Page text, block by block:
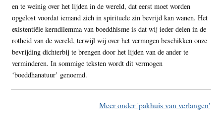
en te weinig over het lijden in de wereld, dat eerst moet worden
opgelost voordat iemand zich in spirituele zin bevrijd kan wanen. Het
existentiële kerndilemma van boeddhisme is dat wij ieder delen in de
rotheid van de wereld, terwijl wij over het vermogen beschikken onze
bevrijding dichterbij te brengen door het lijden van de ander te
verminderen. In sommige teksten wordt dit vermogen
‘boeddhanatuur’ genoemd.
Meer onder 'pakhuis van verlangen'